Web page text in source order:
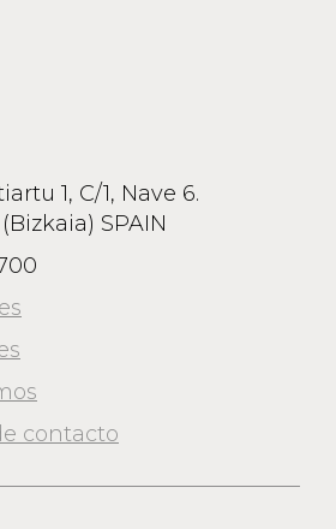
1, C/1, Nave 6.
SPAIN
contacto